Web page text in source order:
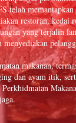
telah
restoran, kedai
yang terjalin
makanan,
dan ayam itik,